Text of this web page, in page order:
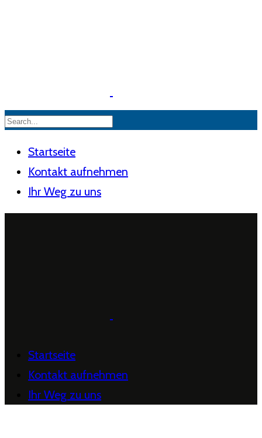
Startseite
Kontakt aufnehmen
Ihr Weg zu uns
Startseite
Kontakt aufnehmen
Ihr Weg zu uns